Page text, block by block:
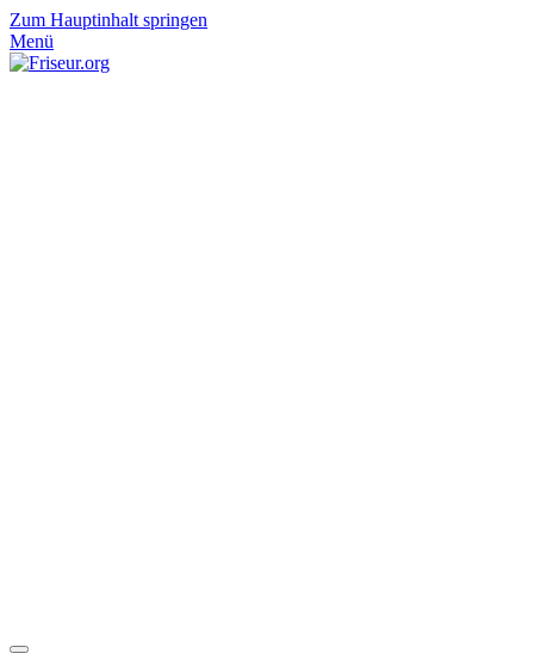
Zum Hauptinhalt springen
Menü